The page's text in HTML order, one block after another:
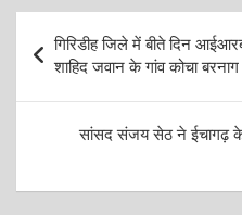
Post
navigation
गिरिडीह जिले में बीते दिन
शाहिद जवान के गांव कोचा बरनाग
सांसद संजय सेठ ने ईचागढ़ के